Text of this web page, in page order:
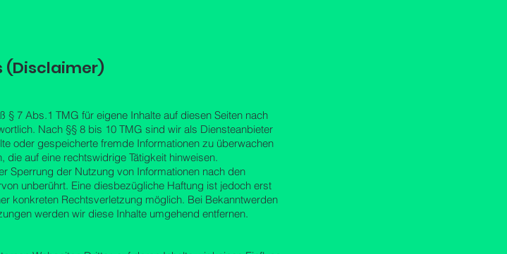
(Disclaimer)
§ 7 Abs.1 TMG für eigene Inhalte auf diesen Seiten nach
Nach §§ 8 bis 10 TMG sind wir als Diensteanbieter
oder gespeicherte fremde Informationen zu überwachen
auf eine rechtswidrige Tätigkeit hinweisen.
Sperrung der Nutzung von Informationen nach den
unberührt. Eine diesbezügliche Haftung ist jedoch erst
konkreten Rechtsverletzung möglich. Bei Bekanntwerden
werden wir diese Inhalte umgehend entfernen.